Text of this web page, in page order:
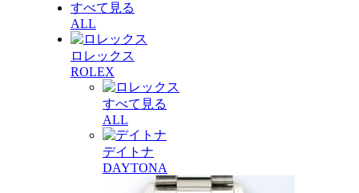
すべて見る
ALL
ロレックス
ROLEX
すべて見る
ALL
デイトナ
DAYTONA